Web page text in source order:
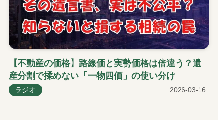
【不動産の価格】路線価と実勢価格は倍違う？遺
産分割で揉めない「一物四価」の使い分け
2026-03-16
ラジオ